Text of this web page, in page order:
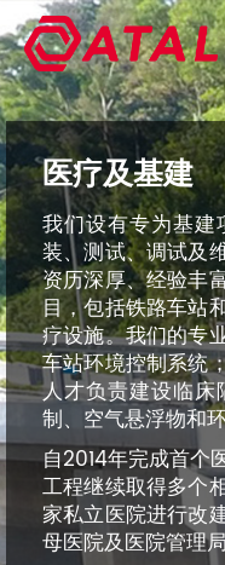
医疗及基建
我们设有专为基
装、测试、调试及
资历深厚、经验丰
目，包括铁路车站
疗设施。我们的专
车站环境控制系统
人才负责建设临
制、空气悬浮物和
自2014年完成首个
工程继续取得多个
家私立医院进行改
母医院及医院管理